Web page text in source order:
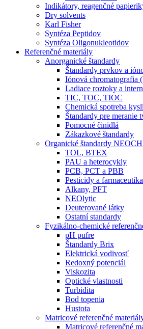
Indikátory, reagenčné
Dry solvents
Karl Fisher
Syntéza Peptidov
Syntéza Oligonukleotidov
Referenčné materiály
Anorganické štandardy
Štandardy prvkov a
Iónová chromatografia
Ladiace roztoky a
TIC, TOC, TIOC
Chemická spotreba
Štandardy pre meranie
Pomocné činidlá
Zákazkové štandardy
Organické štandardy
TOL, BTEX
PAU a heterocykly
PCB, PCT a PBB
Pesticidy a farmaceutika
Alkany, PFT
NEOlytic
Deuterované látky
Ostatní standardy
Fyzikálno-chemické
pH pufre
Štandardy Brix
Elektrická vodivosť
Redoxný potenciál
Viskozita
Optické vlastnosti
Turbidita
Bod topenia
Hustota
Matricové referenčné
Matricové referenčné